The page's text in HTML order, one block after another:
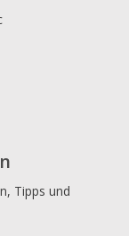
Tipps und